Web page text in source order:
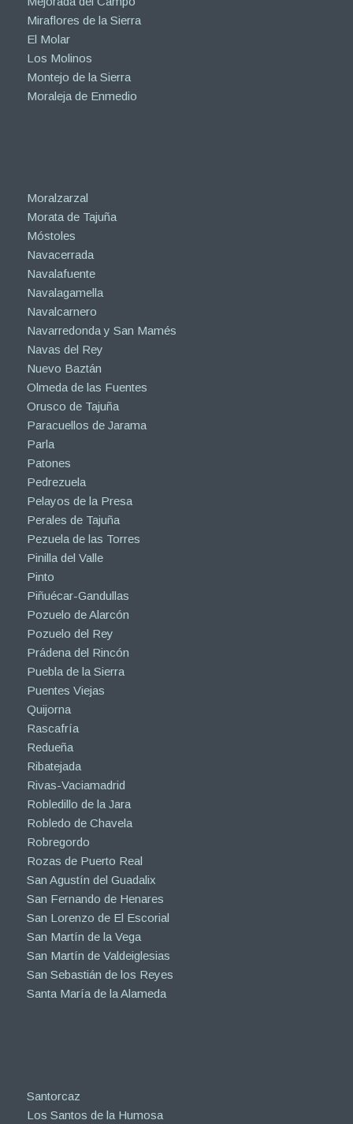
Miraflores de la Sierra
El Molar
Los Molinos
Montejo de la Sierra
Moraleja de Enmedio
Moralzarzal
Morata de Tajuña
Móstoles
Navacerrada
Navalafuente
Navalagamella
Navalcarnero
Navarredonda y San Mamés
Navas del Rey
Nuevo Baztán
Olmeda de las Fuentes
Orusco de Tajuña
Paracuellos de Jarama
Parla
Patones
Pedrezuela
Pelayos de la Presa
Perales de Tajuña
Pezuela de las Torres
Pinilla del Valle
Pinto
Piñuécar-Gandullas
Pozuelo de Alarcón
Pozuelo del Rey
Prádena del Rincón
Puebla de la Sierra
Puentes Viejas
Quijorna
Rascafría
Redueña
Ribatejada
Rivas-Vaciamadrid
Robledillo de la Jara
Robledo de Chavela
Robregordo
Rozas de Puerto Real
San Agustín del Guadalix
San Fernando de Henares
San Lorenzo de El Escorial
San Martín de la Vega
San Martín de Valdeiglesias
San Sebastián de los Reyes
Santa María de la Alameda
Santorcaz
Los Santos de la Humosa